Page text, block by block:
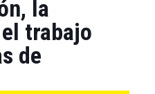
la
trabajo
de